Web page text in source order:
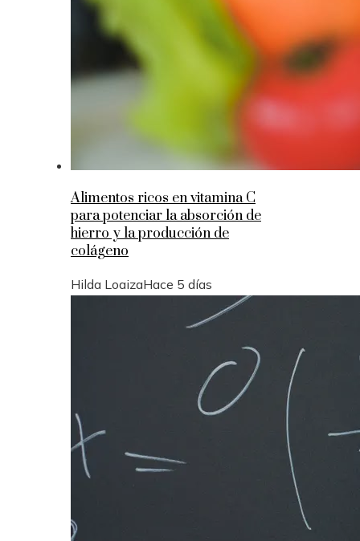
Alimentos ricos en vitamina C
para potenciar la absorción de
hierro y la producción de
colágeno
Hilda LoaizaHace 5 días